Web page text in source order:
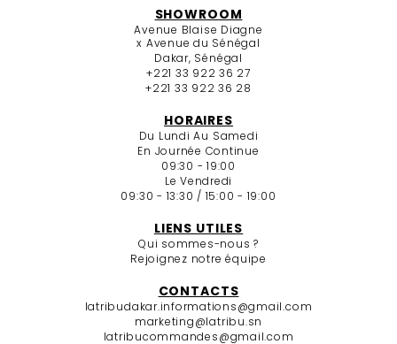
SHOWROOM
Avenue Blaise Diagne
x Avenue du Sénégal
Dakar, Sénégal
+221 33 922 36 27
+221 33 922 36 28
HORAIRES
Du Lundi Au Samedi
En Journée Continue
09:30 - 19:00
Le Vendredi
09:30 - 13:30 / 15:00 - 19:00
LIENS UTILES
Qui sommes-nous ?
Rejoignez notre équipe
CONTACTS
latribudakar.informations@gmail.com
marketing@latribu.sn
latribucommandes@gmail.com